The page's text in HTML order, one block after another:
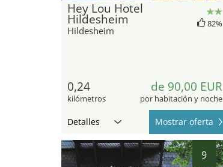
Hey Lou Hotel
Hildesheim
Hildesheim
82%
0,24
kilómetros
de 90,00 EUR
por habitación y noche
Detalles Mostrar oferta
9